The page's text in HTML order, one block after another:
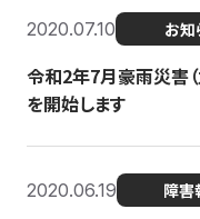
2020.07.10 お知
令和2年7月豪雨災害
を開始します
2020.06.19 障害